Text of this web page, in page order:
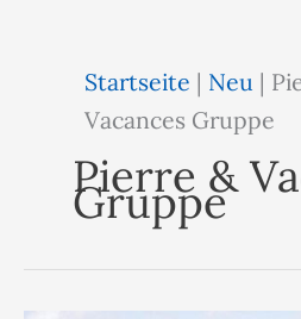
Startseite | Neu |
Vacances Gruppe
Pierre &
Gruppe